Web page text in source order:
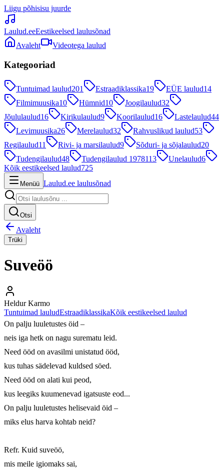
Liigu põhisisu juurde
Laulud.eeEestikeelsed laulusõnad
Avaleht
Videotega laulud
Kategooriad
Tuntuimad laulud201 Estraadiklassika19 EÜE laulud14
Filmimuusika10 Hümnid10 Joogilaulud32
Jõululaulud16 Kirikulaulud9 Koorilaulud16 Lastelaulud44
Levimuusika26 Merelaulud32 Rahvuslikud laulud53
Regilaulud11 Rivi- ja marsilaulud9 Sõduri- ja sõjalaulud20
Tudengilaulud48 Tudengilaulud 1978113 Unelaulud6
Kõik eestikeelsed laulud725
Menüü Laulud.ee laulusõnad
Otsi
Avaleht
Trüki
Suveöö
Heldur Karmo
Tuntuimad lauludEstraadiklassikaKõik eestikeelsed laulud
On palju luuletustes öid –
neis iga hetk on nagu surematu leid.
Need ööd on avasilmi unistatud ööd,
kus tuhas sädelevad kuldsed söed.
Need ööd on alati kui peod,
kus leegiks kuumenevad igatsuste eod...
On palju luuletustes helisevaid öid –
miks elus harva kohtab neid?
Refr. Kuid suveöö,
mis meile igiomaks sai,